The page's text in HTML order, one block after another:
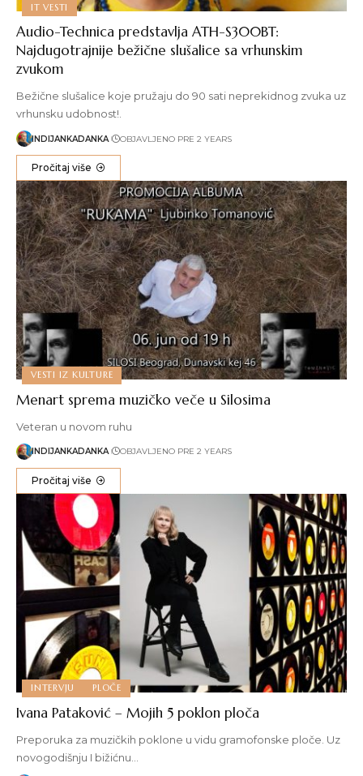
IT VESTI
Audio-Technica predstavlja ATH-S300BT:
Najdugotrajnije bežične slušalice sa vrhunskim
zvukom
Bežične slušalice koje pružaju do 90 sati neprekidnog zvuka uz
vrhunsku udobnost!.
INDIJANKADANKA OBJAVLJENO PRE 2 YEARS
Pročitaj više
VESTI IZ KULTURE
Menart sprema muzičko veče u Silosima
Veteran u novom ruhu
INDIJANKADANKA OBJAVLJENO PRE 2 YEARS
Pročitaj više
INTERVJU PLOČE
Ivana Pataković – Mojih 5 poklon ploča
Preporuka za muzičkih poklone u vidu gramofonske ploče. Uz
novogodišnju I bižićnu…